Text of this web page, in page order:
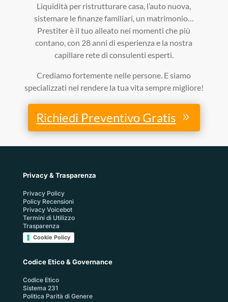
Liquidità per ristrutturare casa, l’auto nuova,
sistemare le finanze familiari, un matrimonio…
Prestiter è il tuo alleato nei momenti che più
contano, con 28 anni di esperienza e la nostra
capillare rete di consulenti esperti.
Crediamo fortemente nelle persone. E siamo
specializzati nel rendere la tua vita sempre migliore!
Richiedi Preventivo Gratis
Privacy & Trasparenza
Privacy Policy
Policy Recensioni
Privacy Voicebot
Termini di Utilizzo
Trasparenza
Cookie Policy
Codice Etico & Governance
Codice Etico
Sistema 231
Politica Parità di Genere